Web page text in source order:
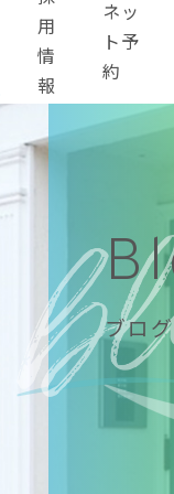
用
情
報
ネッ
ト予
約
ブログ